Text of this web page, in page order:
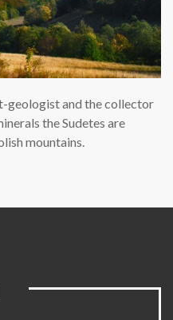
geologist and the collector
the Sudetes are
mountains.